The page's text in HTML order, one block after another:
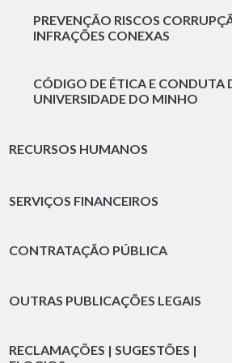
PREVENÇÃO RISCOS
INFRAÇÕES CONEXAS
CÓDIGO DE ÉTICA E CONDUTA
UNIVERSIDADE DO MINHO
RECURSOS HUMANOS
SERVIÇOS FINANCEIROS
CONTRATAÇÃO PÚBLICA
OUTRAS PUBLICAÇÕES LEGAIS
RECLAMAÇÕES | SUGESTÕES |